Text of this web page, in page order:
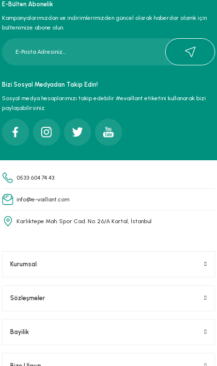
iletebilirsiniz.
Ürün açıklamasında eksik bilgiler bulunuyor.
E-Bülten Abonelik
Kampanyalarımızdan ve indirimlerimizden güncel olarak haberdar olamk için
bültenimize abone olun.
Bizi Sosyal Medyadan Takip Edin!
Sosyal medya hesaplarımızı takip edebilir #evaillant etiketini kullanarak bizi
paylaşabilirsiniz.
0533 604 74 43
info@e-vaillant.com
Karlıktepe Mah. Spor Cad. No: 26/A Kartal, İstanbul
Kurumsal
Sözleşmeler
Bayilik